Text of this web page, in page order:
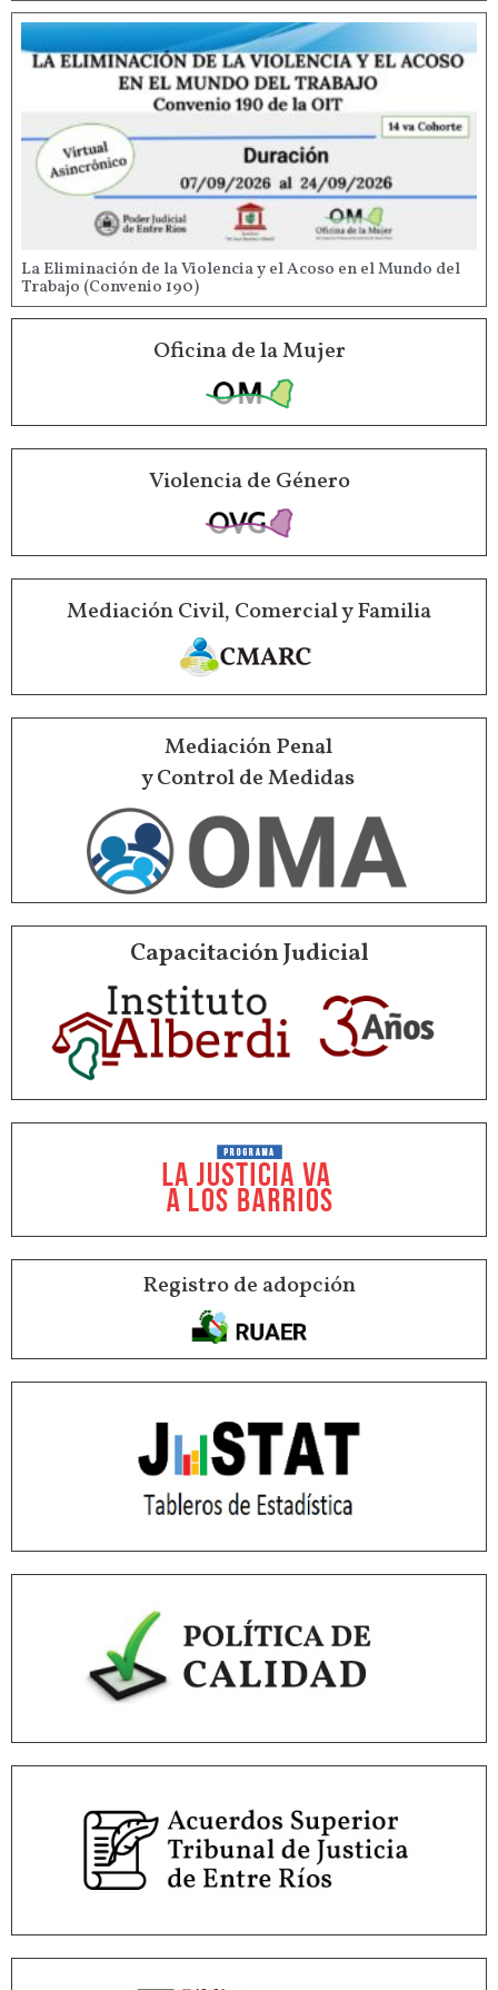
La Eliminación de la Violencia y el Acoso en el Mundo del
Trabajo (Convenio 190)
Oficina de la Mujer
Violencia de Género
Mediación Civil, Comercial y Familia
Mediación Penal
y Control de Medidas
Capacitación Judicial
Registro de adopción